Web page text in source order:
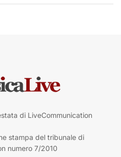
di LiveCommunication
stampa del tribunale di
numero 7/2010